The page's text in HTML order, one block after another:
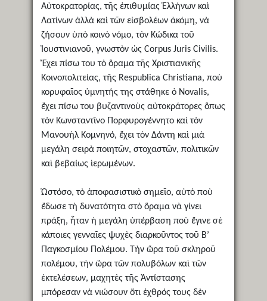
Αὐτοκρατορίας, τῆς ἐπιθυμίας Ἑλλήνων καὶ
Λατίνων ἀλλὰ καὶ τῶν εἰσβολέων ἀκόμη, νὰ
ζήσουν ὑπὸ κοινὸ νόμο, τὸν Κώδικα τοῦ
Ἰουστινιανοῦ, γνωστὸν ὡς Corpus Juris Civilis.
Ἔχει πίσω του τὸ ὅραμα τῆς Χριστιανικῆς
Κοινοπολιτείας, τῆς Respublica Christiana, ποὺ
κορυφαῖος ὑμνητής της στάθηκε ὁ Novalis,
ἔχει πίσω του βυζαντινοὺς αὐτοκράτορες ὅπως
τὸν Κωνσταντῖνο Πορφυρογέννητο καὶ τὸν
Μανουὴλ Κομνηνό, ἔχει τὸν Δάντη καὶ μιὰ
μεγάλη σειρὰ ποιητῶν, στοχαστῶν, πολιτικῶν
καὶ βεβαίως ἱερωμένων.
Ὡστόσο, τὸ ἀποφασιστικὸ σημεῖο, αὐτὸ ποὺ
ἔδωσε τὴ δυνατότητα στὸ ὅραμα νὰ γίνει
πράξη, ἦταν ἡ μεγάλη ὑπέρβαση ποὺ ἔγινε σὲ
κάποιες γενναῖες ψυχὲς διαρκοῦντος τοῦ Β’
Παγκοσμίου Πολέμου. Τὴν ὥρα τοῦ σκληροῦ
πολέμου, τὴν ὥρα τῶν πολυβόλων καὶ τῶν
ἐκτελέσεων, μαχητὲς τῆς Ἀντίστασης
μπόρεσαν νὰ νιώσουν ὅτι ἐχθρός τους δὲν